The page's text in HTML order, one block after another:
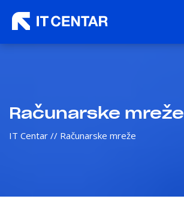
Računarske mreže
IT Centar // Računarske mreže